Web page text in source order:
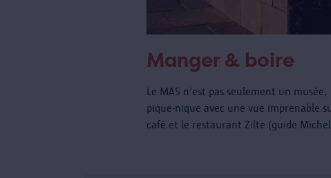
Manger & boire
Le MAS n’est pas seulement un
pique-nique avec une vue imprenable
café et le restaurant Zilte (guide